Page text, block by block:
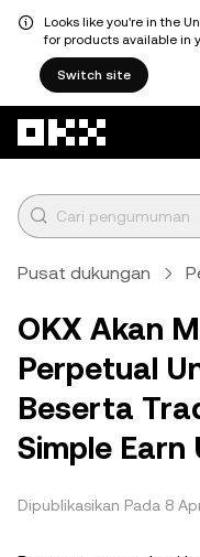
Looks like you're in the
for products available in
Switch site
Pusat dukungan
OKX Akan
Perpetual
Beserta
Simple Earn
Dipublikasikan Pada 8